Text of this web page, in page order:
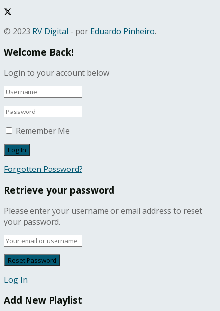
© 2023 RV Digital - por Eduardo Pinheiro.
Welcome Back!
Login to your account below
Remember Me
Forgotten Password?
Retrieve your password
Please enter your username or email address to reset
your password.
Log In
Add New Playlist